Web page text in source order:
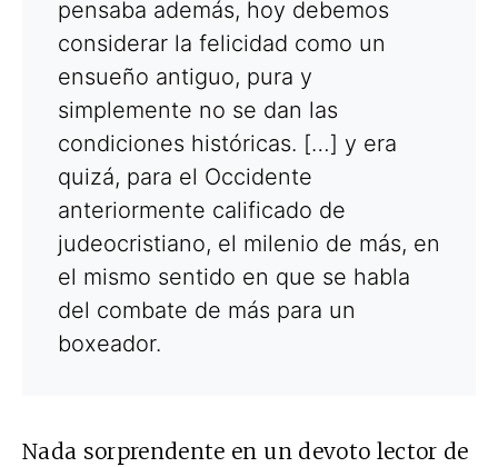
pensaba además, hoy debemos
considerar la felicidad como un
ensueño antiguo, pura y
simplemente no se dan las
condiciones históricas. […] y era
quizá, para el Occidente
anteriormente calificado de
judeocristiano, el milenio de más, en
el mismo sentido en que se habla
del combate de más para un
boxeador.
Nada sorprendente en un devoto lector de